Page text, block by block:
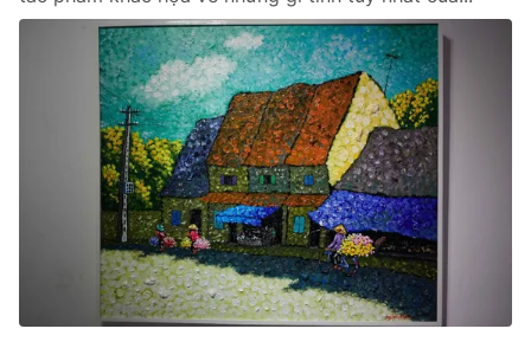
Pháp luật
Thế giới đó đây
Câu chuyện quốc tế
Thị trường
Dữ liệu và đời sống